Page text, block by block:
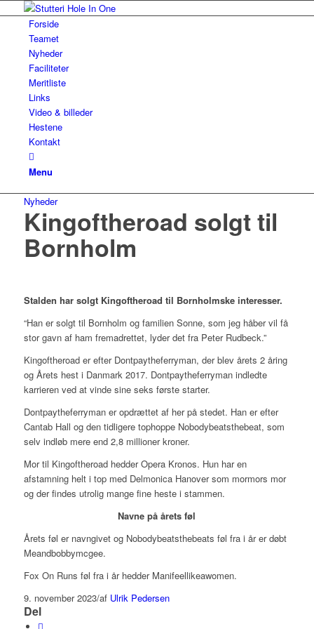
Forside
Teamet
Nyheder
Faciliteter
Meritliste
Links
Video & billeder
Hestene
Kontakt
Menu
Nyheder
Kingoftheroad solgt til
Bornholm
Stalden har solgt Kingoftheroad til Bornholmske interesser.
“Han er solgt til Bornholm og familien Sonne, som jeg håber vil få
stor gavn af ham fremadrettet, lyder det fra Peter Rudbeck.”
Kingoftheroad er efter Dontpaytheferryman, der blev årets 2 åring
og Årets hest i Danmark 2017. Dontpaytheferryman indledte
karrieren ved at vinde sine seks første starter.
Dontpaytheferryman er opdrættet af her på stedet. Han er efter
Cantab Hall og den tidligere tophoppe Nobodybeatsthebeat, som
selv indløb mere end 2,8 millioner kroner.
Mor til Kingoftheroad hedder Opera Kronos. Hun har en
afstamning helt i top med Delmonica Hanover som mormors mor
og der findes utrolig mange fine heste i stammen.
Navne på årets føl
Årets føl er navngivet og Nobodybeatsthebeats føl fra i år er døbt
Meandbobbymcgee.
Fox On Runs føl fra i år hedder Manifeellikeawomen.
9. november 2023/af Ulrik Pedersen
Del